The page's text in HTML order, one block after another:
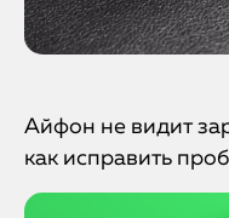
Айфон не видит
как исправить